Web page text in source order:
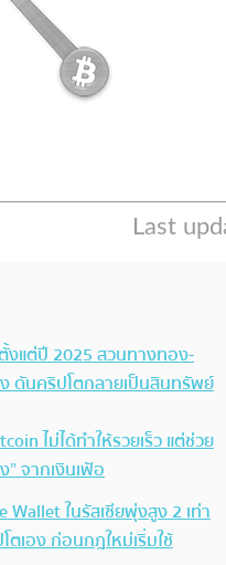
งแต่ปี 2025 สวนทางทอง-
ดันคริปโตกลายเป็นสินทรัพย์
ไม่ได้ทำให้รวยเร็ว แต่ช่วย
จากเงินเฟ้อ
Wallet ในรัสเซียพุ่งสูง 2 เท่า
เอง ก่อนกฎใหม่เริ่มใช้